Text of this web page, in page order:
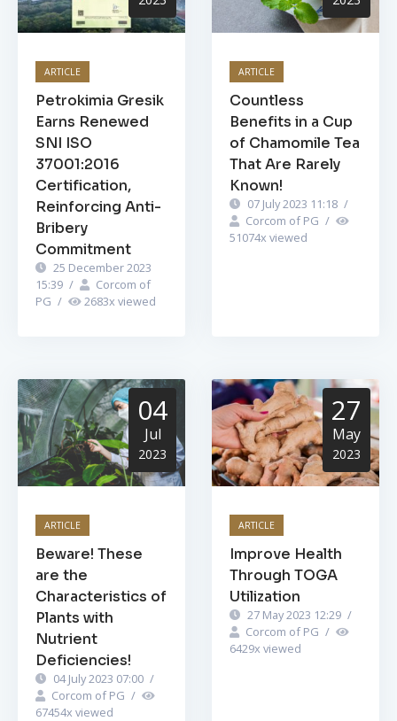
ARTICLE
Petrokimia Gresik
Earns Renewed
SNI ISO
37001:2016
Certification,
Reinforcing Anti-
Bribery
Commitment
25 December 2023
15:39 /
Corcom of
PG / 2683x viewed
ARTICLE
Countless
Benefits in a Cup
of Chamomile Tea
That Are Rarely
Known!
07 July 2023 11:18 /
Corcom of PG /
51074x viewed
04
Jul
2023
ARTICLE
Beware! These
are the
Characteristics of
Plants with
Nutrient
Deficiencies!
04 July 2023 07:00 /
Corcom of PG /
67454x viewed
27
May
2023
ARTICLE
Improve Health
Through TOGA
Utilization
27 May 2023 12:29 /
Corcom of PG /
6429x viewed